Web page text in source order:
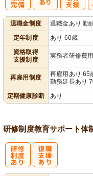
退職金制度
退職金あり 勤
定年制度
あり 60歳
資格取得
支援制度
実務者研修費
再雇用制度
再雇用あり 65
勤務延長あり
定期健康診断
あり
研修制度教育サポート体